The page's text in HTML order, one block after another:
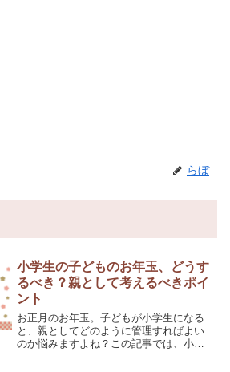
らぼ
小学生の子どものお年玉、どうす
るべき？親として考えるべきポイ
ント
お正月のお年玉。子どもが小学生になる
と、親としてどのように管理すればよい
のか悩みますよね？この記事では、小学